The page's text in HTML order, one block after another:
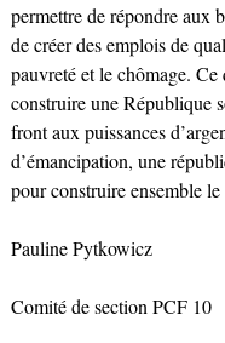
permettre de répondre aux
de créer des emplois de
pauvreté et le chômage.
construire une République
front aux puissances
d’émancipation, une
pour construire ensemble
Pauline Pytkowicz
Comité de section PCF 10